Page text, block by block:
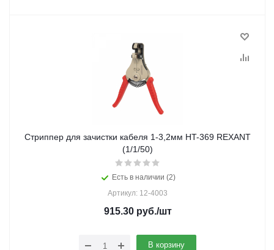
Стриппер для зачистки кабеля 1-3,2мм HT-369 REXANT
(1/1/50)
Есть в наличии (2)
Артикул: 12-4003
915.30руб./шт
В корзину